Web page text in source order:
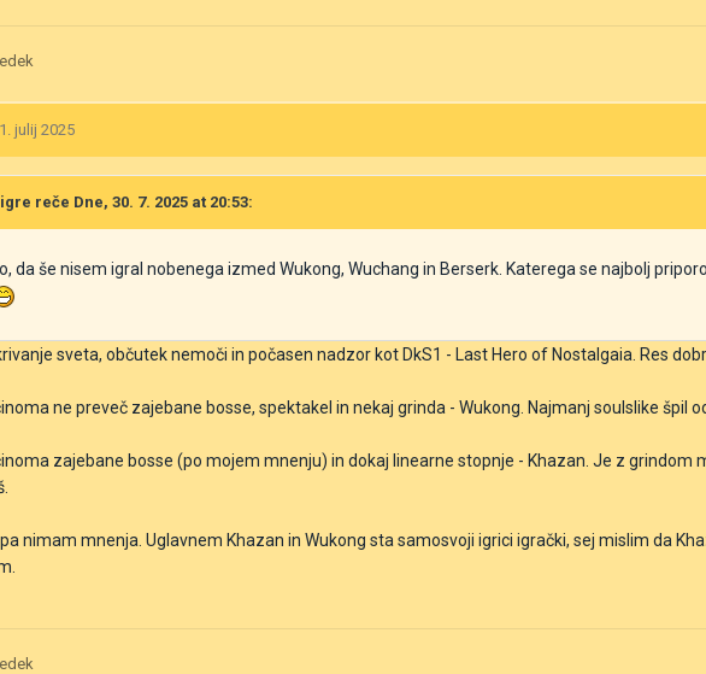
julij 2025
reče Dne, 30. 7. 2025 at 20:53:
da še nisem igral nobenega izmed Wukong, Wuchang in Berserk. Katerega se najbolj
sveta, občutek nemoči in počasen nadzor kot DkS1 - Last Hero of Nostalgaia. Res
ne preveč zajebane bosse, spektakel in nekaj grinda - Wukong. Najmanj soulslike špil
zajebane bosse (po mojem mnenju) in dokaj linearne stopnje - Khazan. Je z
nimam mnenja. Uglavnem Khazan in Wukong sta samosvoji igrici igrački, sej mislim da